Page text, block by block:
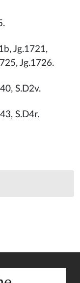
Jg.1721,
Jg.1726.
S.D2v.
S.D4r.